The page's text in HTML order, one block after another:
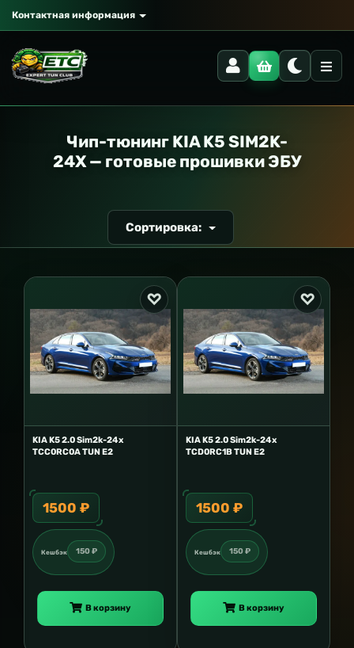
Контактная информация
Чип-тюнинг KIA K5 SIM2K-
24X — готовые прошивки ЭБУ
Сортировка:
KIA K5 2.0 Sim2k-24x
TCC0RC0A TUN E2
1500 ₽
Кешбэк 150 ₽
В корзину
KIA K5 2.0 Sim2k-24x
TCD0RC1B TUN E2
1500 ₽
Кешбэк 150 ₽
В корзину